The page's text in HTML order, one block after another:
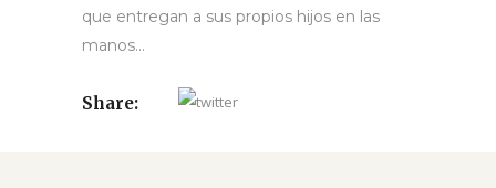
que entregan a sus propios hijos en las
manos...
Share: